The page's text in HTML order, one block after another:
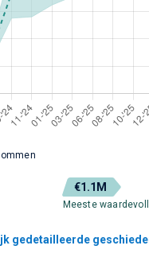
€1.1M
Meeste
gedetailleerde